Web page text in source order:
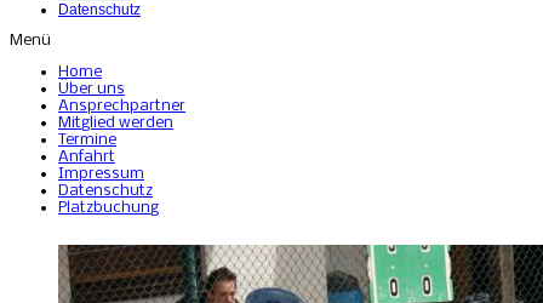
Datenschutz
Menü
Home
Über uns
Ansprechpartner
Mitglied werden
Termine
Anfahrt
Impressum
Datenschutz
Platzbuchung